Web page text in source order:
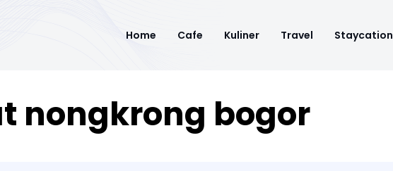
Home Cafe Kuliner Travel Staycation
nongkrong bogor